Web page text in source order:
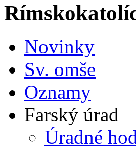
Novinky
Sv. omše
Oznamy
Farský úrad
Úradné